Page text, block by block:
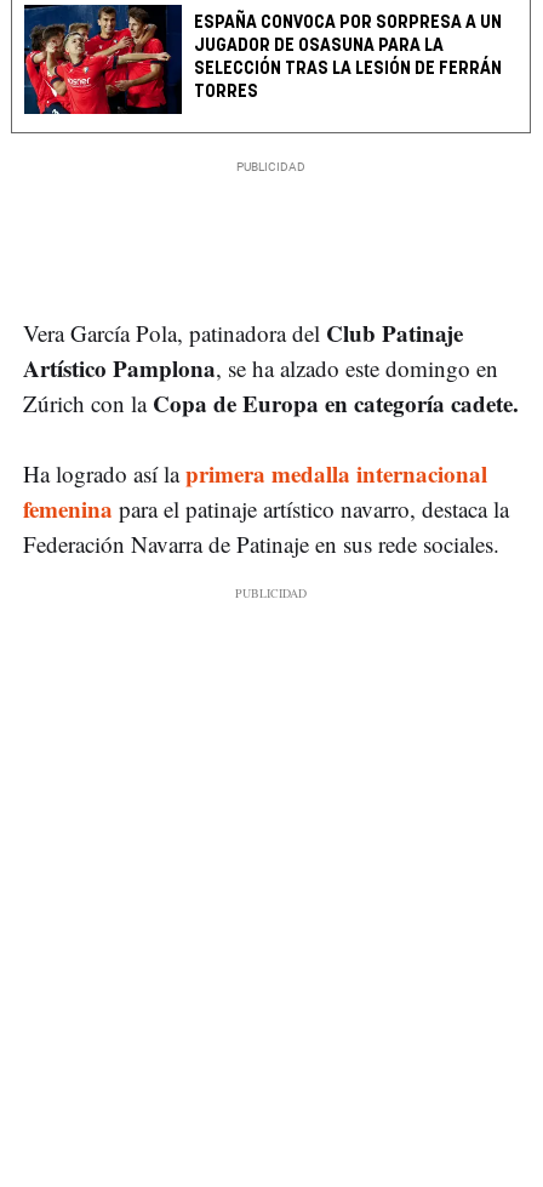
ESPAÑA CONVOCA POR SORPRESA A UN
JUGADOR DE OSASUNA PARA LA
SELECCIÓN TRAS LA LESIÓN DE FERRÁN
TORRES
Vera García Pola, patinadora del Club Patinaje
Artístico Pamplona, se ha alzado este domingo en
Zúrich con laCopa de Europa en categoría cadete.
Ha logrado así laprimera medalla internacional
femenina para el patinaje artístico navarro, destaca la
Federación Navarra de Patinaje en sus rede sociales.